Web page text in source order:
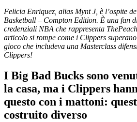
Felicia Enriquez, alias Mynt J, è l’ospite
Basketball – Compton Edition. È una fan
credenziali NBA che rappresenta
articolo si rompe come i Clippers
gioco che includeva una Masterclass
Clippers!
I Big Bad Bucks sono
la casa, ma i Clippers
questo con i mattoni:
costruito diverso